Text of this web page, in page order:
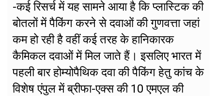
-कई रिसर्च में यह सामने आया है कि प्लास्टिक की
बोतलों में पैकिंग करने से दवाओं की गुणवत्ता जहां
कम हो रही है वहीं कई तरह के हानिकारक
कैमिकल दवाओं में मिल जाते हैं। इसलिए भारत में
पहली बार होम्योपैथिक दवा की पैकिंग हेतु कांच के
विशेष एंपुल में ब्रीफा-एक्स की 10 एमएल की